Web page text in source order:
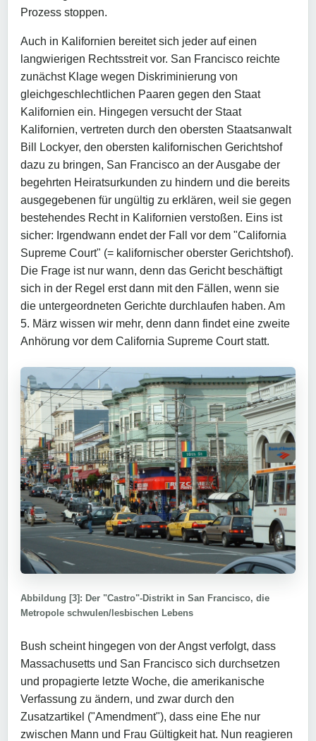
Prozess stoppen.
Auch in Kalifornien bereitet sich jeder auf einen
langwierigen Rechtsstreit vor. San Francisco reichte
zunächst Klage wegen Diskriminierung von
gleichgeschlechtlichen Paaren gegen den Staat
Kalifornien ein. Hingegen versucht der Staat
Kalifornien, vertreten durch den obersten Staatsanwalt
Bill Lockyer, den obersten kalifornischen Gerichtshof
dazu zu bringen, San Francisco an der Ausgabe der
begehrten Heiratsurkunden zu hindern und die bereits
ausgegebenen für ungültig zu erklären, weil sie gegen
bestehendes Recht in Kalifornien verstoßen. Eins ist
sicher: Irgendwann endet der Fall vor dem "California
Supreme Court" (= kalifornischer oberster Gerichtshof).
Die Frage ist nur wann, denn das Gericht beschäftigt
sich in der Regel erst dann mit den Fällen, wenn sie
die untergeordneten Gerichte durchlaufen haben. Am
5. März wissen wir mehr, denn dann findet eine zweite
Anhörung vor dem California Supreme Court statt.
Abbildung [3]: Der "Castro"-Distrikt in San Francisco, die
Metropole schwulen/lesbischen Lebens
Bush scheint hingegen von der Angst verfolgt, dass
Massachusetts und San Francisco sich durchsetzen
und propagierte letzte Woche, die amerikanische
Verfassung zu ändern, und zwar durch den
Zusatzartikel ("Amendment"), dass eine Ehe nur
zwischen Mann und Frau Gültigkeit hat. Nun reagieren